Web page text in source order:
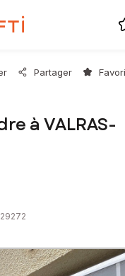
Partager
à VALRAS-